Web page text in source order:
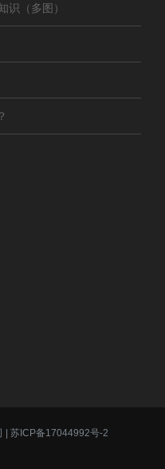
识（多图）
| 苏ICP备17044992号-2